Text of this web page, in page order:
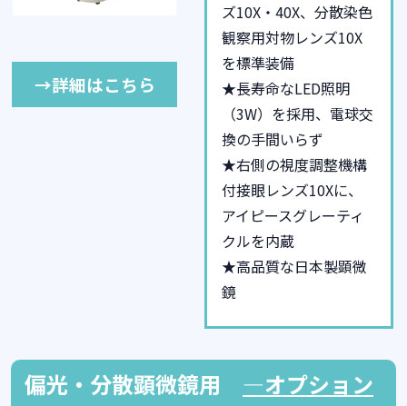
→詳細はこちら
ズ10X・40X、分散染色
観察用対物レンズ10X
を標準装備
★長寿命なLED照明
（3W）を採用、電球交
換の手間いらず
★右側の視度調整機構
付接眼レンズ10Xに、
アイピースグレーティ
クルを内蔵
★高品質な日本製顕微
鏡
偏光・分散顕微鏡用 ―オプション